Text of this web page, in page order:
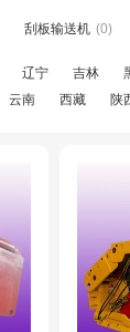
刮板输送机 (0)
辽宁 吉林
云南 西藏 陕